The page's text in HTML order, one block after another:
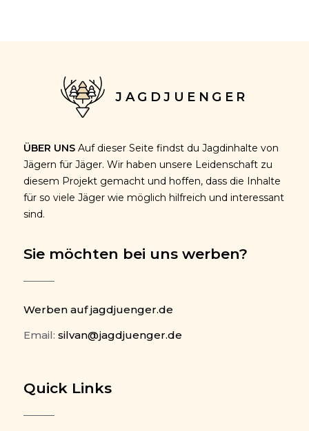
JAGDJUENGER
ÜBER UNS Auf dieser Seite findst du Jagdinhalte von
Jägern für Jäger. Wir haben unsere Leidenschaft zu
diesem Projekt gemacht und hoffen, dass die Inhalte
für so viele Jäger wie möglich hilfreich und interessant
sind.
Sie möchten bei uns werben?
Werben auf jagdjuenger.de
Email: silvan@jagdjuenger.de
Quick Links